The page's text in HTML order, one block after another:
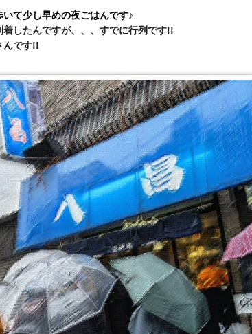
て少し早めの夜ごはんです♪
着したんですが、、、すでに行列です!!
んです!!